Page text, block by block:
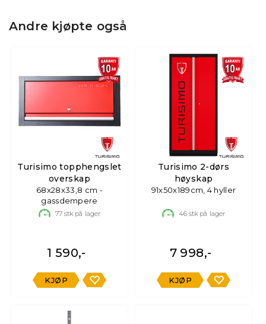
Andre kjøpte også
Turisimo topphengslet
overskap
68x28x33,8 cm -
gassdempere
77stk på lager
1 590,-
KJØP
Turisimo 2-dørs
høyskap
91x50x189cm, 4 hyller
46stk på lager
7 998,-
KJØP